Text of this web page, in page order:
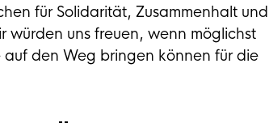
für Solidarität, Zusammenhalt und
würden uns freuen, wenn möglichst
den Weg bringen können für die